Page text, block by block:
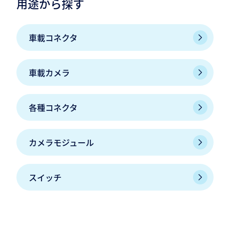
車載コネクタ
車載カメラ
各種コネクタ
カメラモジュール
スイッチ